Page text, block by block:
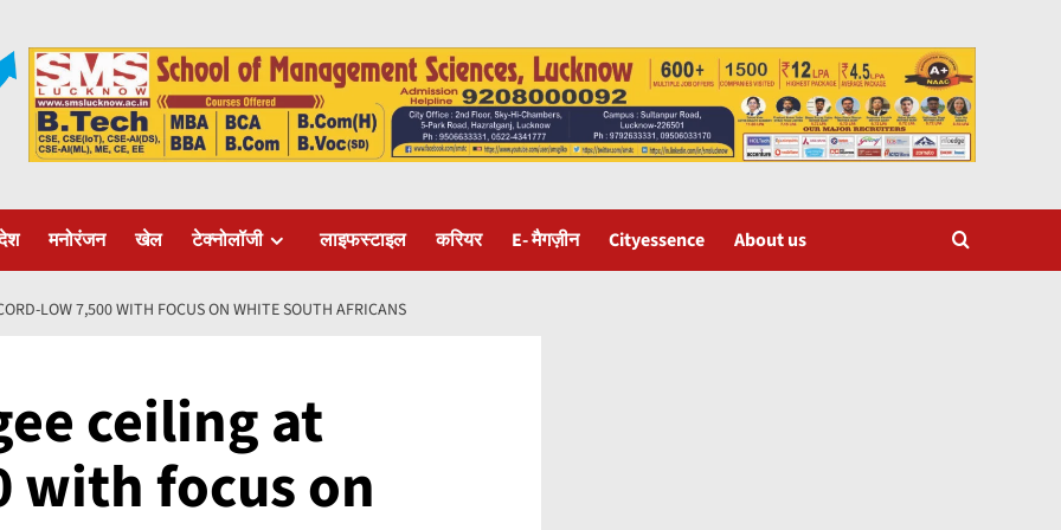
मनोरंजन खेल टेक्नोलॉजी लाइफस्टाइल करियर E- मैगज़ीन Cityessence About us
LOW 7,500 WITH FOCUS ON WHITE SOUTH AFRICANS
ceiling at
with focus on